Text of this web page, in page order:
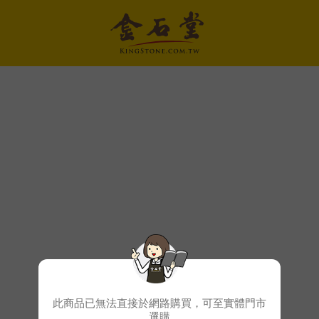
此商品已無法直接於網路購買，可至實體門市
選購